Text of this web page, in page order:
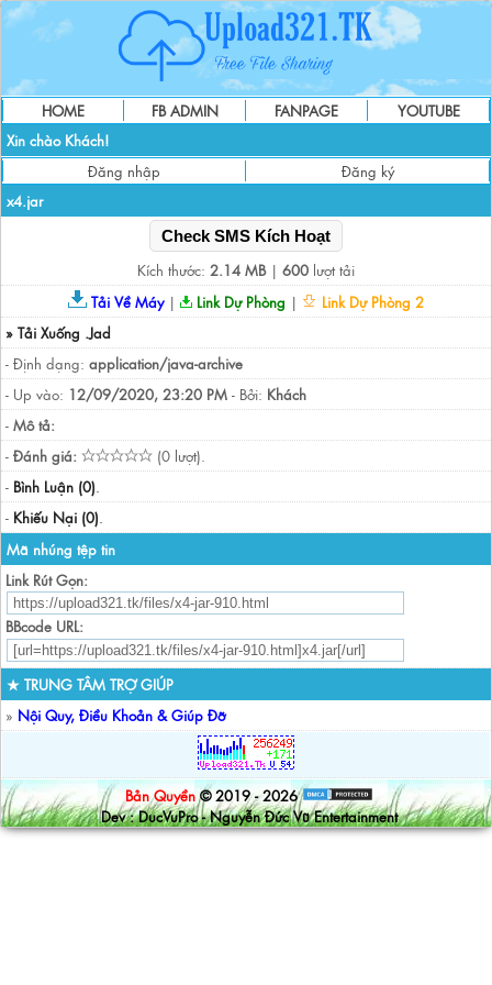
HOME FB ADMIN FANPAGE
YOUTUBE
Xin chào Khách!
Đăng nhập
Đăng ký
x4.jar
Check SMS Kích Hoạt
Kích thước: 2.14 MB| 600 lượt tải
Tải Về Máy| Link Dự Phòng |
Link Dự Phòng 2
» Tải Xuống .Jad
- Định dạng: application/java-archive
- Up vào: 12/09/2020, 23:20 PM - Bởi: Khách
- Mô tả:
- Đánh giá:
(0 lượt).
- Bình Luận (0).
- Khiếu Nại (0).
Mã nhúng tệp tin
Link Rút Gọn:
BBcode URL:
★ TRUNG TÂM TRỢ GIÚP
» Nội Quy, Điều Khoản & Giúp Đỡ
Bản Quyền © 2019 - 2026
Dev : DucVuPro - Nguyễn Đức Vũ Entertainment